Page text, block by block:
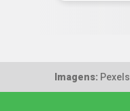
Imagens: Pexels